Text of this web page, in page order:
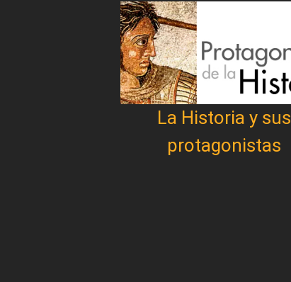
La Historia y sus
protagonistas